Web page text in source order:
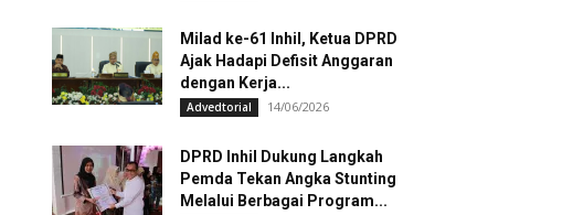
Milad ke-61 Inhil, Ketua DPRD
Ajak Hadapi Defisit Anggaran
dengan Kerja...
Advedtorial 14/06/2026
DPRD Inhil Dukung Langkah
Pemda Tekan Angka Stunting
Melalui Berbagai Program...